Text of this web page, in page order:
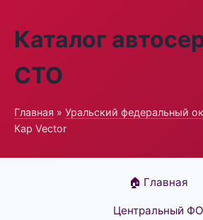
Каталог
СТО
Главная » Уральский федеральный
Кар Vector
🏠 Главная
Центральный ФО